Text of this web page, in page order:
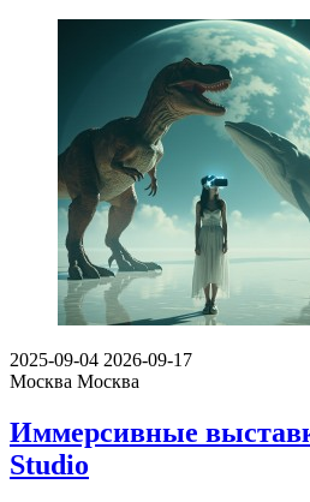
2025-09-04 2026-09-17
Москва Москва
Иммерсивные
Studio